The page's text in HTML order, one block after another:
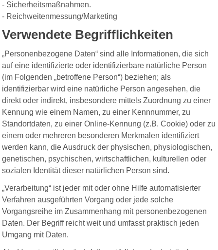
- Sicherheitsmaßnahmen.
- Reichweitenmessung/Marketing
Verwendete Begrifflichkeiten
„Personenbezogene Daten“ sind alle Informationen, die sich
auf eine identifizierte oder identifizierbare natürliche Person
(im Folgenden „betroffene Person“) beziehen; als
identifizierbar wird eine natürliche Person angesehen, die
direkt oder indirekt, insbesondere mittels Zuordnung zu einer
Kennung wie einem Namen, zu einer Kennnummer, zu
Standortdaten, zu einer Online-Kennung (z.B. Cookie) oder zu
einem oder mehreren besonderen Merkmalen identifiziert
werden kann, die Ausdruck der physischen, physiologischen,
genetischen, psychischen, wirtschaftlichen, kulturellen oder
sozialen Identität dieser natürlichen Person sind.
„Verarbeitung“ ist jeder mit oder ohne Hilfe automatisierter
Verfahren ausgeführten Vorgang oder jede solche
Vorgangsreihe im Zusammenhang mit personenbezogenen
Daten. Der Begriff reicht weit und umfasst praktisch jeden
Umgang mit Daten.